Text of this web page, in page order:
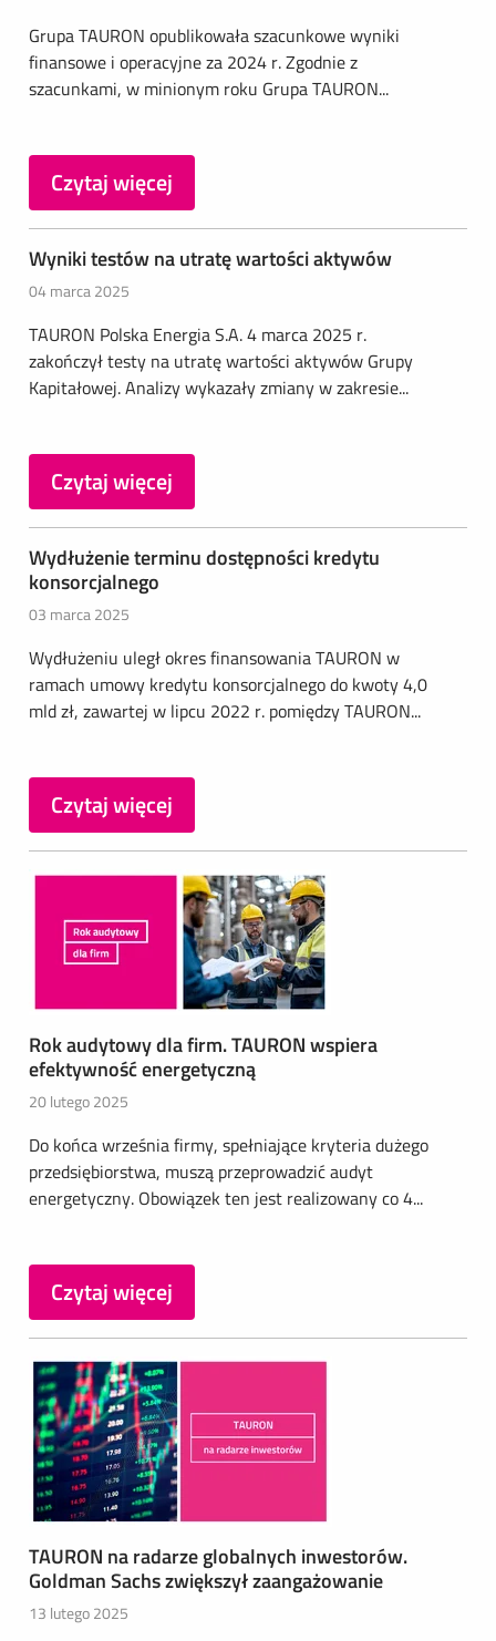
Grupa TAURON opublikowała szacunkowe wyniki
finansowe i operacyjne za 2024 r. Zgodnie z
szacunkami, w minionym roku Grupa TAURON...
Czytaj więcej
Wyniki testów na utratę wartości aktywów
04 marca 2025
TAURON Polska Energia S.A. 4 marca 2025 r.
zakończył testy na utratę wartości aktywów Grupy
Kapitałowej. Analizy wykazały zmiany w zakresie...
Czytaj więcej
Wydłużenie terminu dostępności kredytu
konsorcjalnego
03 marca 2025
Wydłużeniu uległ okres finansowania TAURON w
ramach umowy kredytu konsorcjalnego do kwoty 4,0
mld zł, zawartej w lipcu 2022 r. pomiędzy TAURON...
Czytaj więcej
Rok audytowy dla firm. TAURON wspiera
efektywność energetyczną
20 lutego 2025
Do końca września firmy, spełniające kryteria dużego
przedsiębiorstwa, muszą przeprowadzić audyt
energetyczny. Obowiązek ten jest realizowany co 4...
Czytaj więcej
TAURON na radarze globalnych inwestorów.
Goldman Sachs zwiększył zaangażowanie
13 lutego 2025